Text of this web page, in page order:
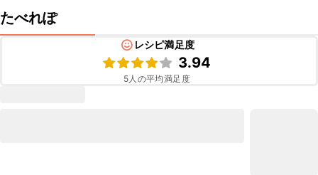
たべれぽ
レシピ満足度
3.94
5人の平均満足度